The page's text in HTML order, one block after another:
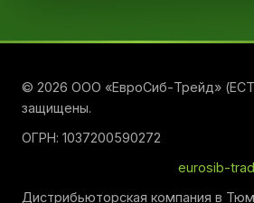
© 2026 ООО «ЕвроСиб-Трейд»
защищены.
ОГРН: 1037200590272
eurosib-
Дистрибьюторская компания в